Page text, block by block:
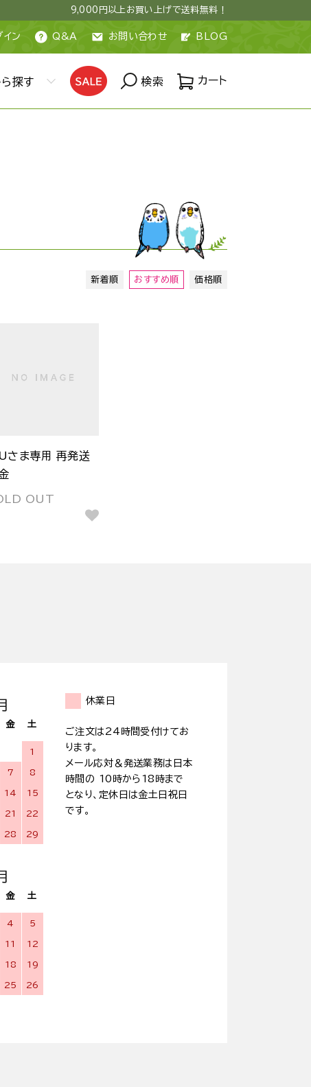
9,000円以上お買い上げで送料無料！
イン Q&A お問い合わせ BLOG
探す 検索 カート
新着順 おすすめ順 価格順
さま専用 再発送
OUT
金 土
1
7 8
14 15
21 22
28 29
金 土
4 5
11 12
18 19
25 26
休業日
ご注文は24時間受付けてお
ります。
メール応対＆発送業務は日本
時間の 10時から18時まで
となり、定休日は金土日祝日
です。